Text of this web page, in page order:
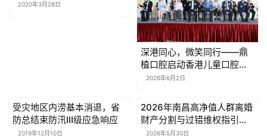
2020年3月28日
深港同心，微笑同行——鼎
植口腔启动香港儿童口腔健
康关爱计划，1000份三年口
2026年6月2日
母婴亲子
受灾地区内涝基本消退，省
防总结束防汛Ⅲ级应急响应
2019年12月10日
母婴亲子
2026年南昌高净值人群离婚
财产分割与过错维权指引｜6
位实战派婚姻家事律师深度
2026年5月30日